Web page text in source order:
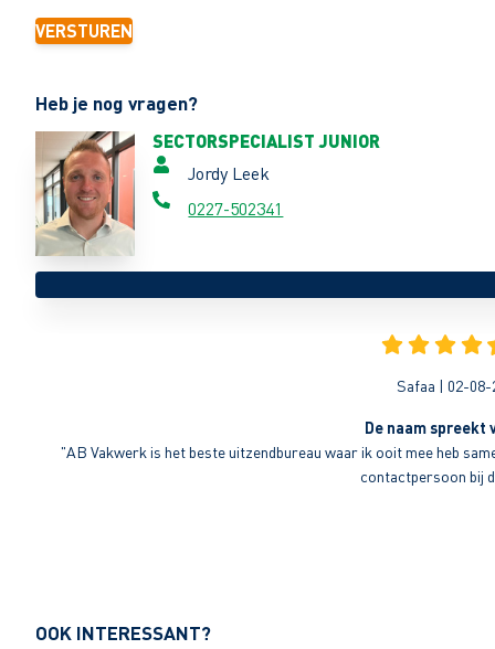
VERSTUREN
Heb je nog vragen?
SECTORSPECIALIST JUNIOR
Jordy Leek
0227-502341
Safaa | 02-08-
De naam spreekt
"AB Vakwerk is het beste uitzendbureau waar ik ooit mee heb
contactpersoon bij
OOK INTERESSANT?